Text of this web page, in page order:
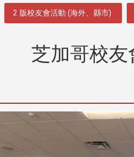
2 版校友會活動 (海外、縣市)
芝加哥校友